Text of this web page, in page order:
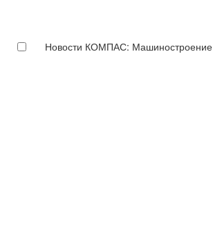
Новости КОМПАС: Машиностроение